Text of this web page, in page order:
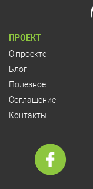
ПРОЕКТ
О проекте
Блог
Полезное
Соглашение
Контакты